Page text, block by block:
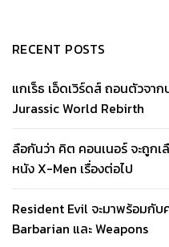
RECENT POSTS
แกเร็ธ เอ็ดเวิร์ดส์ ถอนตัวจ
Jurassic World Rebirth
ลือกันว่า คิต คอนเนอร์ จะถูก
หนัง X-Men เรื่องต่อไป
Resident Evil จะมาพร้อมกับ
Barbarian และ Weapons